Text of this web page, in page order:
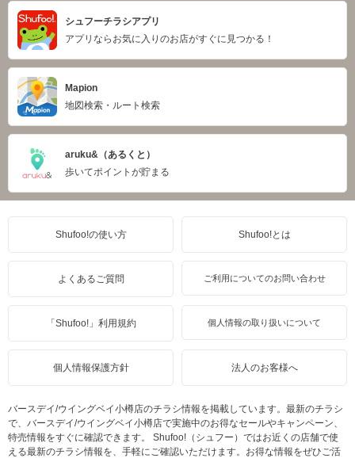
シュフーチラシアプリ
アプリならお気に入りのお店がすぐに見つかる！
Mapion
地図検索・ルート検索
aruku&（あるくと）
歩いてポイントが貯まる
Shufoo!の使い方 Shufoo!とは
よくあるご質問 ご利用についてのお問い合わせ
「Shufoo!」利用規約 個人情報の取り扱いについて
個人情報保護方針 法人のお客様へ
バースデイ/ウイングベイ小樽店のチラシ情報を掲載しています。最新のチラシ
で、バースデイ/ウイングベイ小樽店で実施中のお得なセールやキャンペーン、
特売情報をすぐに確認できます。 Shufoo!（シュフー）ではお近くの店舗で使
える最新のチラシ情報を、手軽にご確認いただけます。お得な情報をぜひご活